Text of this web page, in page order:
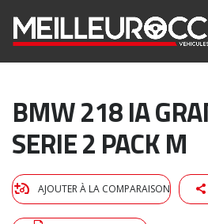
BMW 218 IA
SERIE 2 PACK M
AJOUTER À LA COMPARAISON